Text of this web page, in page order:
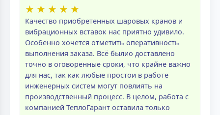
★ ★ ★ ★ ★
Качество приобретенных шаровых кранов и
вибрационных вставок нас приятно удивило.
Особенно хочется отметить оперативность
выполнения заказа. Всё былио доставлено
точно в оговоренные сроки, что крайне важно
для нас, так как любые простои в работе
инженерных систем могут повлиять на
производственный процесс. В целом, работа с
компанией ТеплоГарант оставила только